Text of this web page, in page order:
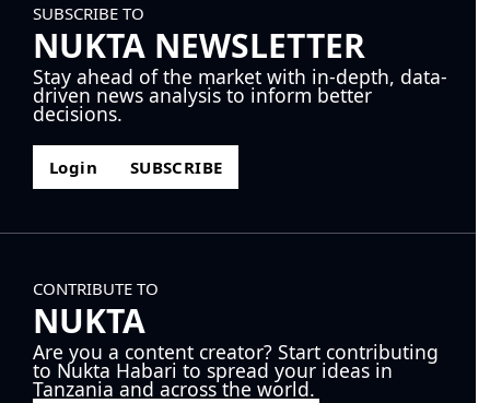
SUBSCRIBE TO
NUKTA NEWSLETTER
Stay ahead of the market with in-depth, data-
driven news analysis to inform better
decisions.
Login SUBSCRIBE
CONTRIBUTE TO
NUKTA
Are you a content creator? Start contributing
to Nukta Habari to spread your ideas in
Tanzania and across the world.